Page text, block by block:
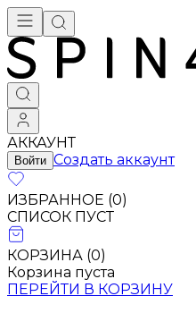
АККАУНТ
Войти Создать аккаунт
ИЗБРАННОЕ (0)
СПИСОК ПУСТ
КОРЗИНА (0)
Корзина пуста
ПЕРЕЙТИ В КОРЗИНУ